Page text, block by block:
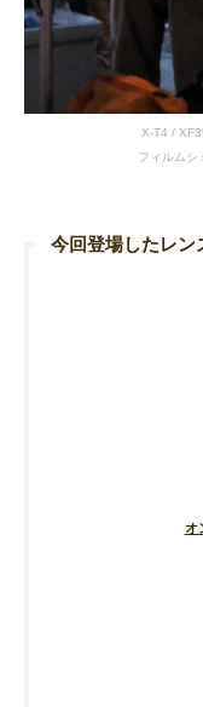
X-T4 /
フィルムシ
今回登場したレン
オ